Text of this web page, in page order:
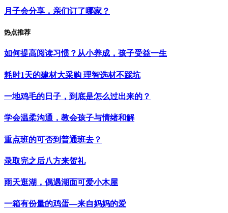
月子会分享，亲们订了哪家？
热点推荐
如何提高阅读习惯？从小养成，孩子受益一生
耗时1天的建材大采购 理智选材不踩坑
一地鸡毛的日子，到底是怎么过出来的？
学会温柔沟通，教会孩子与情绪和解
重点班的可否到普通班去？
录取完之后八方来贺礼
雨天逛湖，偶遇湖面可爱小木屋
一箱有份量的鸡蛋—来自妈妈的爱